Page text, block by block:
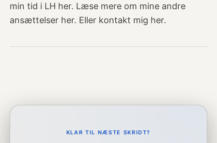
min tid i LH her. Læse mere om mine andre
ansættelser her. Eller kontakt mig her.
KLAR TIL NÆSTE SKRIDT?